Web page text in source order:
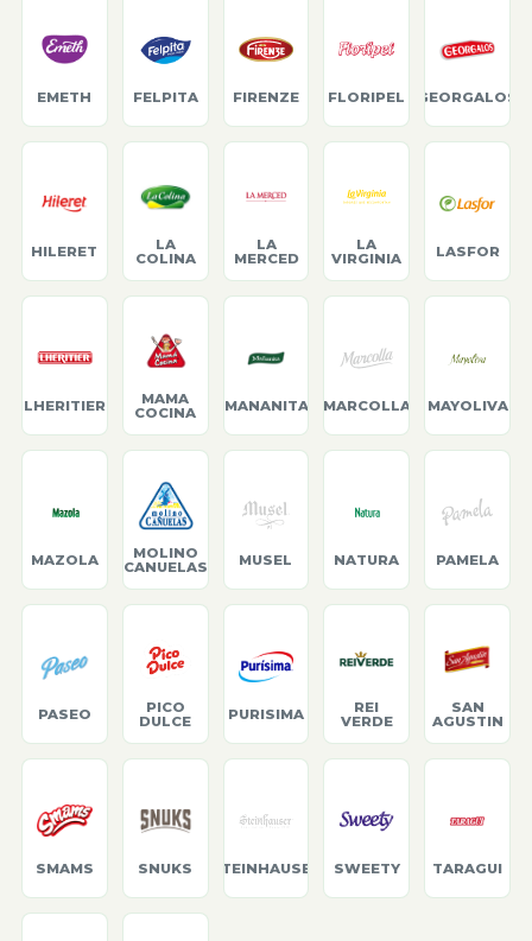
EMETH FELPITA FIRENZE FLORIPEL GEORGALOS
HILERET
LA
COLINA
LA
MERCED
LA
VIRGINIA
LASFOR
LHERITIER
MAMA
COCINA
MANANITA MARCOLLA MAYOLIVA
MAZOLA
MOLINO
CANUELAS
MUSEL NATURA PAMELA
PASEO
PICO
DULCE
PURISIMA
REI
VERDE
SAN
AGUSTIN
SMAMS SNUKS STEINHAUSER SWEETY TARAGUI